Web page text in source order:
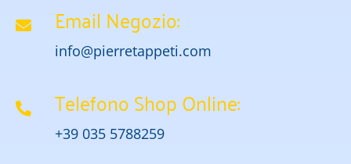
Email Negozio:
info@pierretappeti.com
Telefono Shop Online:
+39 035 5788259